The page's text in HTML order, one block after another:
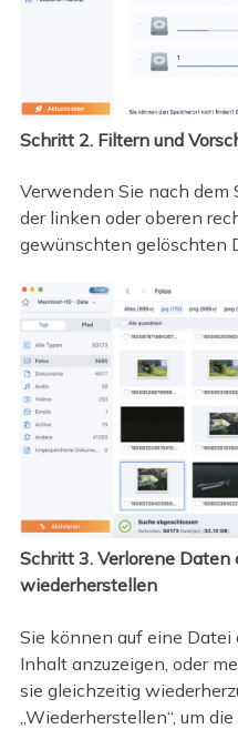
Schritt 2. Filtern und
Verwenden Sie nach
der linken oder oberen
gewünschten gelöschten
Schritt 3. Verlorene Daten
wiederherstellen
Sie können auf eine Datei
Inhalt anzuzeigen, oder
sie gleichzeitig
„Wiederherstellen“, um